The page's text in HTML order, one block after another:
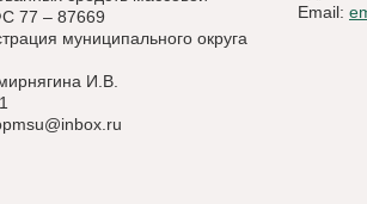
77 – 87669
муниципального округа
И.В.
Email: